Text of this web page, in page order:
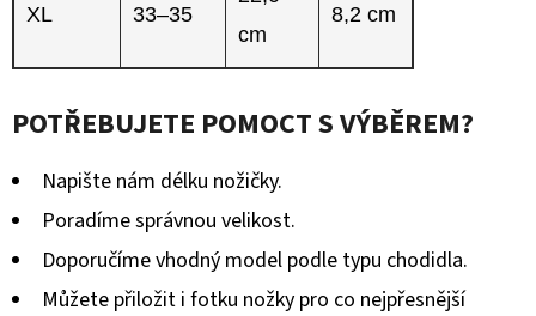
XL 33–35
cm
8,2 cm
POTŘEBUJETE POMOCT S VÝBĚREM?
Napište nám délku nožičky.
Poradíme správnou velikost.
Doporučíme vhodný model podle typu chodidla.
Můžete přiložit i fotku nožky pro co nejpřesnější